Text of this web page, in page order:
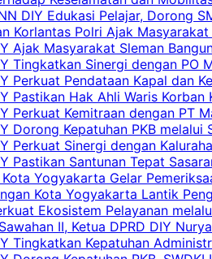
DIY Edukasi Pelajar, Dorong
Korlantas Polri Ajak
Ajak Masyarakat Sleman
Tingkatkan Sinergi dengan PO
Perkuat Pendataan Kapal dan
Pastikan Hak Ahli Waris
Perkuat Kemitraan dengan PT
Dorong Kepatuhan PKB
Perkuat Sinergi dengan
Pastikan Santunan Tepat
Kota Yogyakarta Gelar
Kota Yogyakarta Lantik
Ekosistem Pelayanan
II, Ketua DPRD DIY
Tingkatkan Kepatuhan